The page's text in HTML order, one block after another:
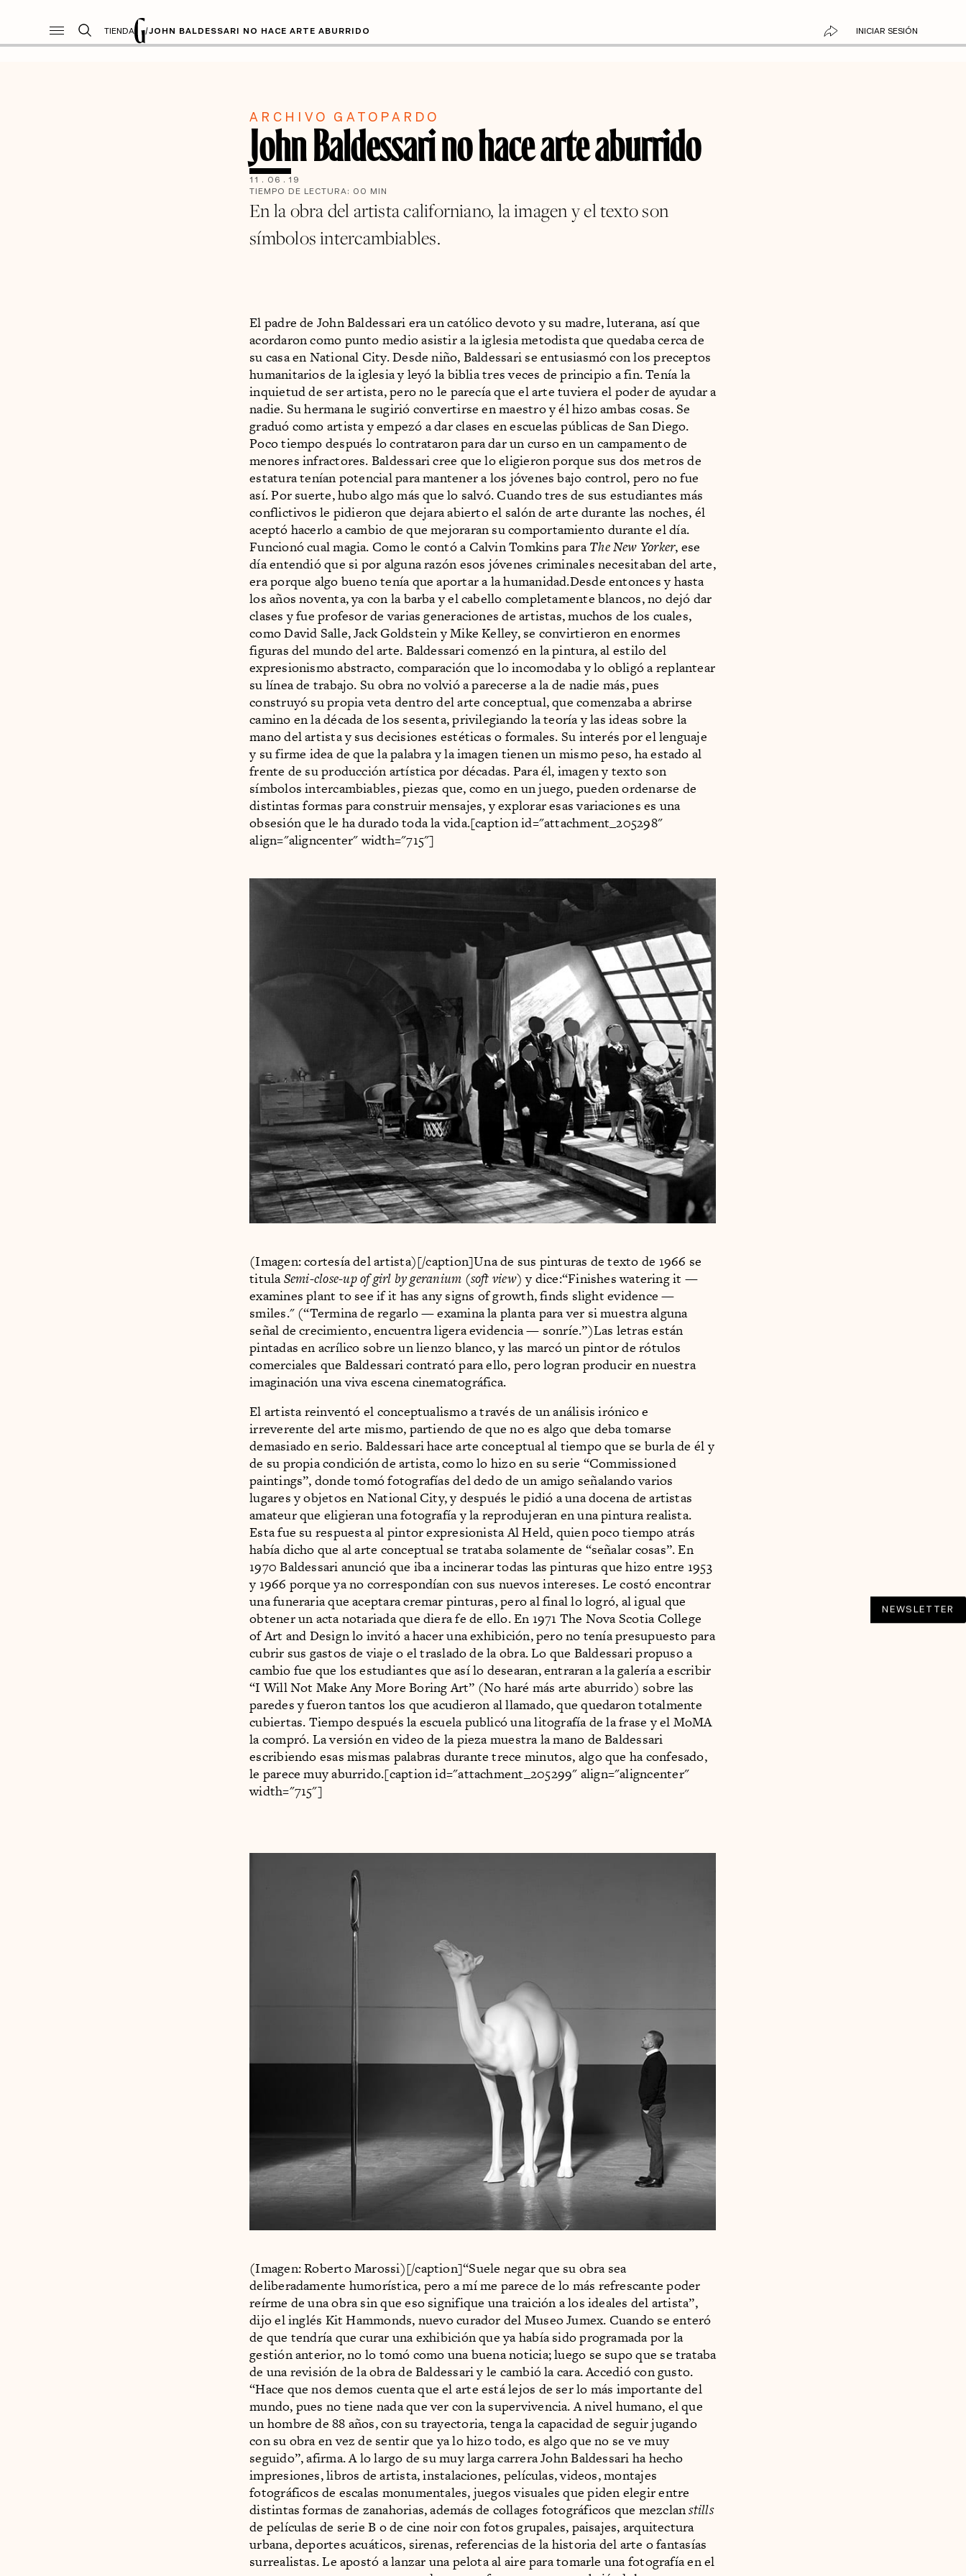
TIENDA /JOHN BALDESSARI NO HACE ARTE ABURRIDO INICIAR SESIÓN
ARCHIVO GATOPARDO
John Baldessari no hace arte aburrido
11 . 06 . 19
TIEMPO DE LECTURA: 00 MIN
En la obra del artista californiano, la imagen y el texto son
símbolos intercambiables.
El padre de John Baldessari era un católico devoto y su madre, luterana, así que
acordaron como punto medio asistir a la iglesia metodista que quedaba cerca de
su casa en National City. Desde niño, Baldessari se entusiasmó con los preceptos
humanitarios de la iglesia y leyó la biblia tres veces de principio a fin. Tenía la
inquietud de ser artista, pero no le parecía que el arte tuviera el poder de ayudar a
nadie. Su hermana le sugirió convertirse en maestro y él hizo ambas cosas. Se
graduó como artista y empezó a dar clases en escuelas públicas de San Diego.
Poco tiempo después lo contrataron para dar un curso en un campamento de
menores infractores. Baldessari cree que lo eligieron porque sus dos metros de
estatura tenían potencial para mantener a los jóvenes bajo control, pero no fue
así. Por suerte, hubo algo más que lo salvó. Cuando tres de sus estudiantes más
conflictivos le pidieron que dejara abierto el salón de arte durante las noches, él
aceptó hacerlo a cambio de que mejoraran su comportamiento durante el día.
Funcionó cual magia. Como le contó a Calvin Tomkins paraThe New Yorker, ese
día entendió que si por alguna razón esos jóvenes criminales necesitaban del arte,
era porque algo bueno tenía que aportar a la humanidad.Desde entonces y hasta
los años noventa, ya con la barba y el cabello completamente blancos, no dejó dar
clases y fue profesor de varias generaciones de artistas, muchos de los cuales,
como David Salle, Jack Goldstein y Mike Kelley, se convirtieron en enormes
figuras del mundo del arte. Baldessari comenzó en la pintura, al estilo del
expresionismo abstracto, comparación que lo incomodaba y lo obligó a replantear
su línea de trabajo. Su obra no volvió a parecerse a la de nadie más, pues
construyó su propia veta dentro del arte conceptual, que comenzaba a abrirse
camino en la década de los sesenta, privilegiando la teoría y las ideas sobre la
mano del artista y sus decisiones estéticas o formales. Su interés por el lenguaje
y su firme idea de que la palabra y la imagen tienen un mismo peso, ha estado al
frente de su producción artística por décadas. Para él, imagen y texto son
símbolos intercambiables, piezas que, como en un juego, pueden ordenarse de
distintas formas para construir mensajes, y explorar esas variaciones es una
obsesión que le ha durado toda la vida.[caption id="attachment_205298"
align="aligncenter" width="715"]
(Imagen: cortesía del artista)[/caption]Una de sus pinturas de texto de 1966 se
titulaSemi-close-up of girl by geranium (soft view)y dice:“Finishes watering it —
examines plant to see if it has any signs of growth, finds slight evidence —
smiles." (“Termina de regarlo — examina la planta para ver si muestra alguna
señal de crecimiento, encuentra ligera evidencia — sonríe.”)Las letras están
pintadas en acrílico sobre un lienzo blanco, y las marcó un pintor de rótulos
comerciales que Baldessari contrató para ello, pero logran producir en nuestra
imaginación una viva escena cinematográfica.
El artista reinventó el conceptualismo a través de un análisis irónico e
irreverente del arte mismo, partiendo de que no es algo que deba tomarse
demasiado en serio. Baldessari hace arte conceptual al tiempo que se burla de él y
de su propia condición de artista, como lo hizo en su serie “Commissioned
paintings”, donde tomó fotografías del dedo de un amigo señalando varios
lugares y objetos en National City, y después le pidió a una docena de artistas
amateur que eligieran una fotografía y la reprodujeran en una pintura realista.
Esta fue su respuesta al pintor expresionista Al Held, quien poco tiempo atrás
había dicho que al arte conceptual se trataba solamente de “señalar cosas”. En
1970 Baldessari anunció que iba a incinerar todas las pinturas que hizo entre 1953
y 1966 porque ya no correspondían con sus nuevos intereses. Le costó encontrar
una funeraria que aceptara cremar pinturas, pero al final lo logró, al igual que
obtener un acta notariada que diera fe de ello. En 1971 The Nova Scotia College
of Art and Design lo invitó a hacer una exhibición, pero no tenía presupuesto para
cubrir sus gastos de viaje o el traslado de la obra. Lo que Baldessari propuso a
cambio fue que los estudiantes que así lo desearan, entraran a la galería a escribir
“I Will Not Make Any More Boring Art” (No haré más arte aburrido) sobre las
paredes y fueron tantos los que acudieron al llamado, que quedaron totalmente
cubiertas. Tiempo después la escuela publicó una litografía de la frase y el MoMA
la compró. La versión en video de la pieza muestra la mano de Baldessari
escribiendo esas mismas palabras durante trece minutos, algo que ha confesado,
le parece muy aburrido.[caption id="attachment_205299" align="aligncenter"
width="715"]
(Imagen: Roberto Marossi)[/caption]“Suele negar que su obra sea
deliberadamente humorística, pero a mí me parece de lo más refrescante poder
reírme de una obra sin que eso signifique una traición a los ideales del artista”,
dijo el inglés Kit Hammonds, nuevo curador del Museo Jumex. Cuando se enteró
de que tendría que curar una exhibición que ya había sido programada por la
gestión anterior, no lo tomó como una buena noticia; luego se supo que se trataba
de una revisión de la obra de Baldessari y le cambió la cara. Accedió con gusto.
“Hace que nos demos cuenta que el arte está lejos de ser lo más importante del
mundo, pues no tiene nada que ver con la supervivencia. A nivel humano, el que
un hombre de 88 años, con su trayectoria, tenga la capacidad de seguir jugando
con su obra en vez de sentir que ya lo hizo todo, es algo que no se ve muy
seguido”, afirma. A lo largo de su muy larga carrera John Baldessari ha hecho
impresiones, libros de artista, instalaciones, películas, videos, montajes
fotográficos de escalas monumentales, juegos visuales que piden elegir entre
distintas formas de zanahorias, además de collages fotográficos que mezclanstills
de películas de serie B o de cine noir con fotos grupales, paisajes, arquitectura
urbana, deportes acuáticos, sirenas, referencias de la historia del arte o fantasías
surrealistas. Le apostó a lanzar una pelota al aire para tomarle una fotografía en el
NEWSLETTER